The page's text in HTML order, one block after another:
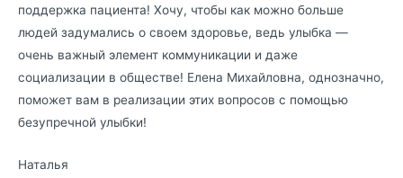
поддержка пациента! Хочу, чтобы как можно больше
людей задумались о своем здоровье, ведь улыбка —
очень важный элемент коммуникации и даже
социализации в обществе! Елена Михайловна, однозначно,
поможет вам в реализации этих вопросов с помощью
безупречной улыбки!
Наталья